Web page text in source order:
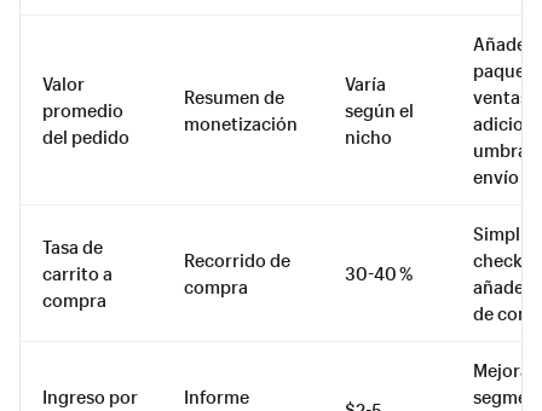
Valor
promedio
del pedido
Resumen de
monetización
Varía
según el
nicho
Añade
ventas
umbral
envío
Tasa de
carrito a
compra
Recorrido de
compra
30-40 %
añade
de
Ingreso por
Informe
Mejora